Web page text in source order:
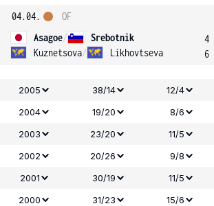
04.04.
Asagoe/
Srebotnik
Kuznetsova/ Likhovtseva
OF
4
6
2005 38/14 12/4
2004
19/20 8/6
2003
23/20 11/5
2002
20/26 9/8
2001
30/19 11/5
2000
31/23 15/6